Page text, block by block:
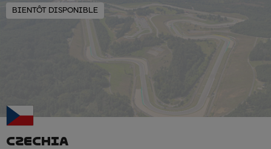
BIENTÔT DISPONIBLE
CZECHIA